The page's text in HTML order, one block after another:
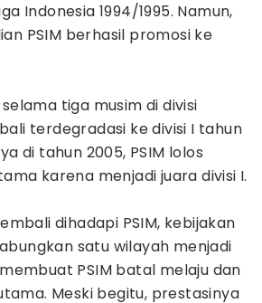
Indonesia 1994/1995. Namun,
PSIM berhasil promosi ke
tiga musim di divisi
terdegradasi ke divisi I tahun
di tahun 2005, PSIM lolos
karena menjadi juara divisi I.
dihadapi PSIM, kebijakan
satu wilayah menjadi
PSIM batal melaju dan
Meski begitu, prestasinya